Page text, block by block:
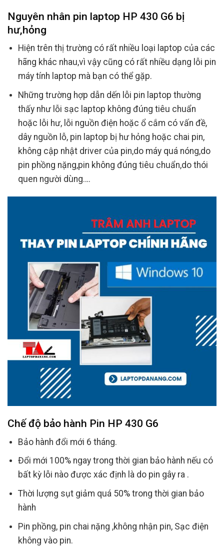
Nguyên nhân pin laptop HP 430 G6 bị
hư,hỏng
Hiện trên thị trường có rất nhiều loại laptop của các
hãng khác nhau,vì vậy cũng có rất nhiều dạng lỗi pin
máy tính laptop mà bạn có thể gặp.
Những trường hợp dẫn dến lỗi pin laptop thường
thấy như lỗi sạc laptop không đúng tiêu chuẩn
hoặc lỗi hư, lỗi nguồn điện hoặc ổ cắm có vấn đề,
dây nguồn lỗ, pin laptop bị hư hỏng hoặc chai pin,
không cập nhật driver của pin,do máy quá nóng,do
pin phồng nặng,pin không đúng tiêu chuẩn,do thói
quen người dùng….
Chế độ bảo hành Pin HP 430 G6
Bảo hành đổi mới 6 tháng.
Đổi mới 100% ngay trong thời gian bảo hành nếu có
bất kỳ lỗi nào được xác định là do pin gây ra .
Thời lượng sụt giảm quá 50% trong thời gian bảo
hành
Pin phồng, pin chai nặng ,không nhận pin, Sạc điện
không vào pin.